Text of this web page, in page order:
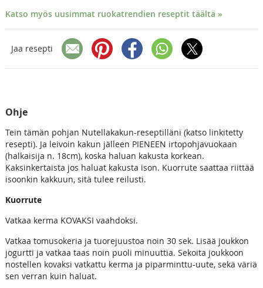
Katso myös uusimmat ruokatrendien reseptit täältä »
Jaa resepti
Ohje
Tein tämän pohjan Nutellakakun-reseptilläni (katso linkitetty
resepti). Ja leivoin kakun jälleen PIENEEN irtopohjavuokaan
(halkaisija n. 18cm), koska haluan kakusta korkean.
Kaksinkertaista jos haluat kakusta ison. Kuorrute saattaa riittää
isoonkin kakkuun, sitä tulee reilusti.
Kuorrute
Vatkaa kerma KOVAKSI vaahdoksi.
Vatkaa tomusokeria ja tuorejuustoa noin 30 sek. Lisää joukkon
jogurtti ja vatkaa taas noin puoli minuuttia. Sekoita joukkoon
nostellen kovaksi vatkattu kerma ja piparminttu-uute, sekä väriä
sen verran kuin haluat.